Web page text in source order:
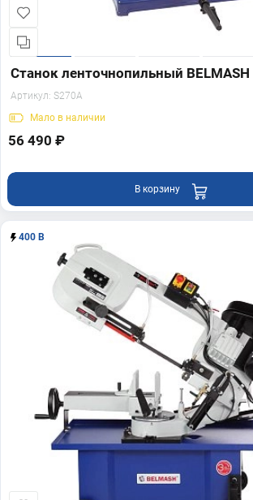
Станок ленточнопильный
Артикул: S270A
Мало в наличии
56 490 ₽
В корзину
400 В